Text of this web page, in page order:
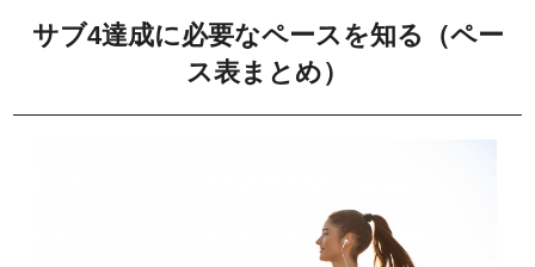
サブ4達成に必要なペースを知る（ペー
ス表まとめ）